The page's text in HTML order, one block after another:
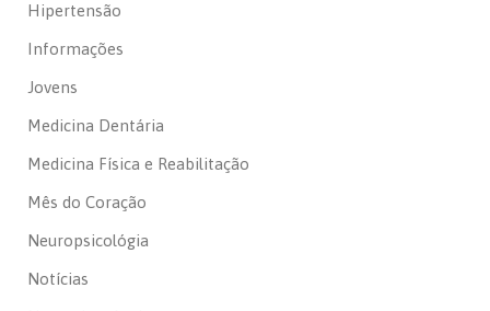
Hipertensão
Informações
Jovens
Medicina Dentária
Medicina Física e Reabilitação
Mês do Coração
Neuropsicológia
Notícias